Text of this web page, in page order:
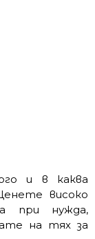
и в каква
високо
при нужда,
на тях за